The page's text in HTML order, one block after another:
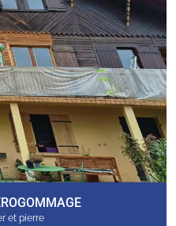
et pierre